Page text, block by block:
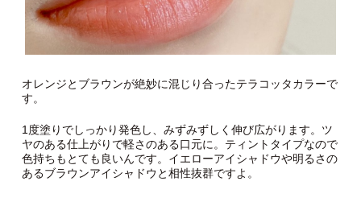
オレンジとブラウンが絶妙に混じり合ったテラコッタカラーで
す。
1度塗りでしっかり発色し、みずみずしく伸び広がります。ツ
ヤのある仕上がりで軽さのある口元に。ティントタイプなので
色持ちもとても良いんです。イエローアイシャドウや明るさの
あるブラウンアイシャドウと相性抜群ですよ。